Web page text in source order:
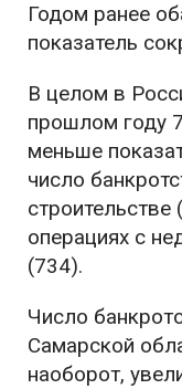
Годом ранее
показатель
В целом в
прошлом году
меньше
число
операциях с
(734).
Число
Самарской
наоборот,